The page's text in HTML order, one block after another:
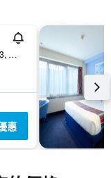
Wentworth Street 41-43, 倫敦, 英國
惠